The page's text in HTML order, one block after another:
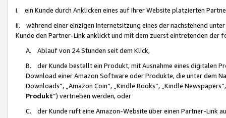
i. ein Kunde durch Anklicken eines auf Ihrer Website platzierten
ii. während einer einzigen Internetsitzung eines der nachstehend
Kunde den Partner-Link anklickt und mit dem zuerst eintretenden der
A. Ablauf von 24 Stunden seit dem Klick,
B. der Kunde bestellt ein Produkt, mit Ausnahme eines digitalen
Download einer Amazon Software oder Produkte, die unter dem
Downloads“, „Amazon Coin“, „Kindle Books“, „Kindle
Produkt“) vertrieben werden, oder
C. der Kunde ruft eine Amazon-Website über einen Partner-Link